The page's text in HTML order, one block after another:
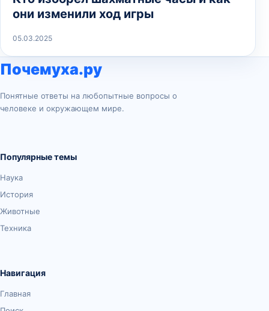
они изменили ход игры
05.03.2025
Почемуха.ру
Понятные ответы на любопытные вопросы о
человеке и окружающем мире.
Популярные темы
Наука
История
Животные
Техника
Навигация
Главная